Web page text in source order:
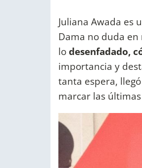
Juliana Awada es
Dama no duda en
lodesenfadado,
importancia y
tanta espera,
marcar las